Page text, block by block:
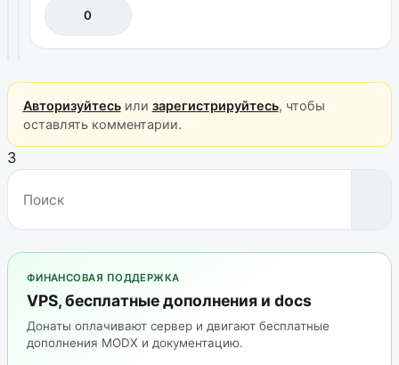
0
Авторизуйтесьили зарегистрируйтесь, чтобы
оставлять комментарии.
3
ФИНАНСОВАЯ ПОДДЕРЖКА
VPS, бесплатные дополнения и docs
Донаты оплачивают сервер и двигают бесплатные
дополнения MODX и документацию.